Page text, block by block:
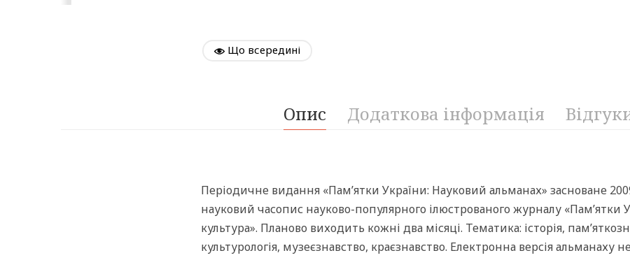
Що всередині
Опис Додаткова інформація
Періодичне видання «Пам’ятки України: Науковий альманах» засноване
науковий часопис науково-популярного ілюстрованого журналу «Пам’ятки
культура». Планово виходить кожні два місяці. Тематика: історія,
культурологія, музеєзнавство, краєзнавство. Електронна версія альманаху